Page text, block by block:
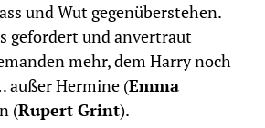
und Wut gegenüberstehen.
gefordert und anvertraut
mehr, dem Harry noch
außer Hermine (Emma
(Rupert Grint).